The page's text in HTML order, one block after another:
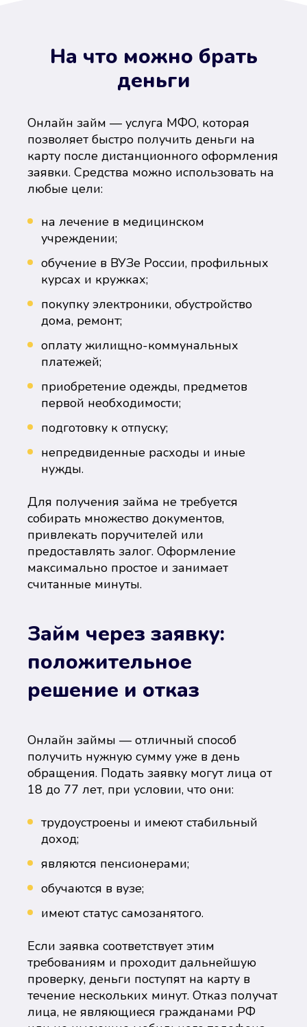
На что можно брать
деньги
Онлайн займ — услуга МФО, которая
позволяет быстро получить деньги на
карту после дистанционного оформления
заявки. Средства можно использовать на
любые цели:
на лечение в медицинском
учреждении;
обучение в ВУЗе России, профильных
курсах и кружках;
покупку электроники, обустройство
дома, ремонт;
оплату жилищно-коммунальных
платежей;
приобретение одежды, предметов
первой необходимости;
подготовку к отпуску;
непредвиденные расходы и иные
нужды.
Для получения займа не требуется
собирать множество документов,
привлекать поручителей или
предоставлять залог. Оформление
максимально простое и занимает
считанные минуты.
Займ через заявку:
положительное
решение и отказ
Онлайн займы — отличный способ
получить нужную сумму уже в день
обращения. Подать заявку могут лица от
18 до 77 лет, при условии, что они:
трудоустроены и имеют стабильный
доход;
являются пенсионерами;
обучаются в вузе;
имеют статус самозанятого.
Если заявка соответствует этим
требованиям и проходит дальнейшую
проверку, деньги поступят на карту в
течение нескольких минут. Отказ получат
лица, не являющиеся гражданами РФ